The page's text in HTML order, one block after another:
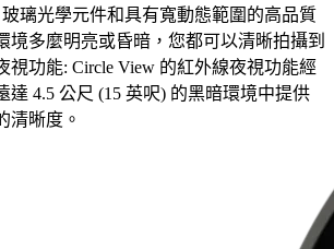
璃光學元件和具有寬動態範圍的高品質
境多麼明亮或昏暗，您都可以清晰拍攝到
視功能: Circle View 的紅外線夜視功能經
達 4.5 公尺 (15 英呎) 的黑暗環境中提供
清晰度。